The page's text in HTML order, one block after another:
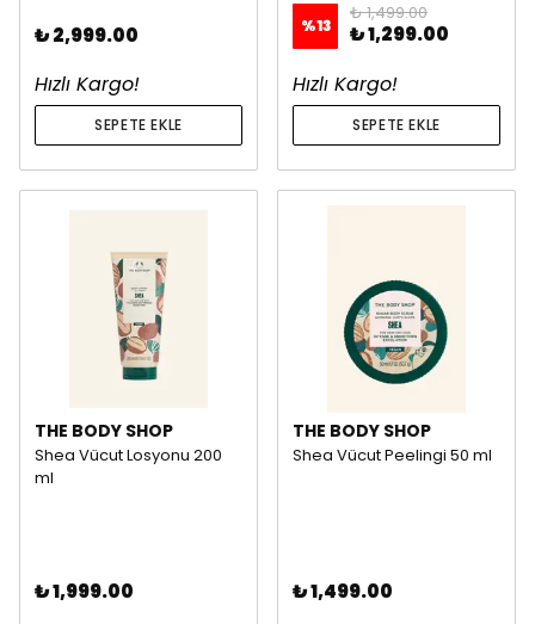
₺ 2,999.00
Hızlı Kargo!
SEPETE EKLE
%13
₺ 1,499.00
₺ 1,299.00
Hızlı Kargo!
SEPETE EKLE
THE BODY SHOP
Shea Vücut Losyonu 200
ml
₺ 1,999.00
THE BODY SHOP
Shea Vücut Peelingi 50 ml
₺ 1,499.00